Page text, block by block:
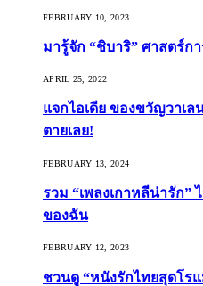
FEBRUARY 10, 2023
มารู้จัก “ชิบาริ” ศาสตร์ก
APRIL 25, 2022
แจกไอเดีย ของขวัญวาเล
ตายเลย!
FEBRUARY 13, 2024
รวม “เพลงเกาหลีน่ารัก
ของฉัน
FEBRUARY 12, 2023
ชวนดู “หนังรักไทยสุดโร